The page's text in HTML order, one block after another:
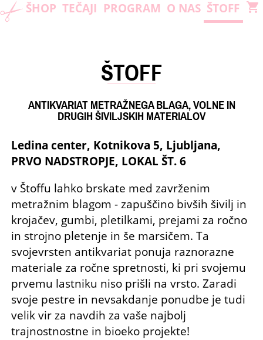
ŠHOP TEČAJI PROGRAM O NAS ŠTOFF shopping_cart
ŠTOFF
ANTIKVARIAT METRAŽNEGA BLAGA, VOLNE IN
DRUGIH ŠIVILJSKIH MATERIALOV
Ledina center, Kotnikova 5, Ljubljana,
PRVO NADSTROPJE, LOKAL ŠT. 6
v Štoffu lahko brskate med zavrženim
metražnim blagom - zapuščino bivših šivilj in
krojačev, gumbi, pletilkami, prejami za ročno
in strojno pletenje in še marsičem. Ta
svojevrsten antikvariat ponuja raznorazne
materiale za ročne spretnosti, ki pri svojemu
prvemu lastniku niso prišli na vrsto. Zaradi
svoje pestre in nevsakdanje ponudbe je tudi
velik vir za navdih za vaše najbolj
trajnostnostne in bioeko projekte!